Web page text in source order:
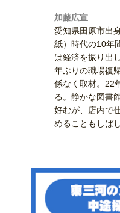
加藤広宣
愛知県田原市出
紙）時代の10年
は経済を振り出
年ぶりの職場復
係なく取材。22
る。静かな図書
好むが、店内で
めることもしばし